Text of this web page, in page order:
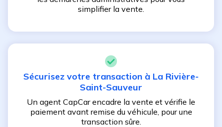
simplifier la vente.
Sécurisez votre transaction à La Rivière-
Saint-Sauveur
Un agent CapCar encadre la vente et vérifie le
paiement avant remise du véhicule, pour une
transaction sûre.